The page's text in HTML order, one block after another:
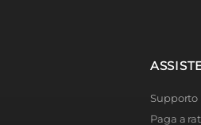
Supporto
Paga a